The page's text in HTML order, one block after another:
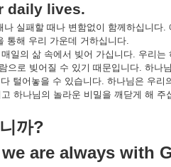
daily lives.
나 실패할 때나 변함없이 함께하십니다.
통해 우리 가운데 거하십니다.
매일의 삶 속에서 빚어 가십니다. 우리는
으로 빚어질 수 있기 때문입니다. 하나
다 털어놓을 수 있습니다. 하나님은 우리
하나님의 놀라운 비밀을 깨닫게 해 주
까?
are always with